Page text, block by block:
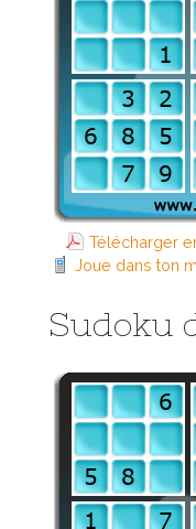
Télécharger
Joue dans ton
Sudoku